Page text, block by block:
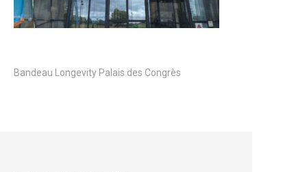
Bandeau Longevity Palais des Congrès